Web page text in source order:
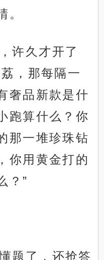
。
许久才开了
，那每隔一
奢品新款是什
跑算什么？你
那一堆珍珠钻
你用黄金打的
？”
题了，还抢答